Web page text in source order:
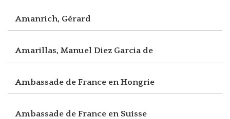
Amanrich, Gérard
Amarillas, Manuel Diez Garcia de
Ambassade de France en Hongrie
Ambassade de France en Suisse